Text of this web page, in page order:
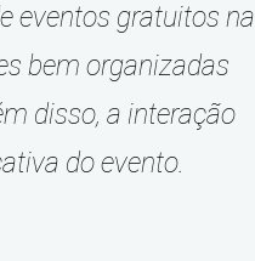
eventos gratuitos na
bem organizadas
disso, a interação
do evento.